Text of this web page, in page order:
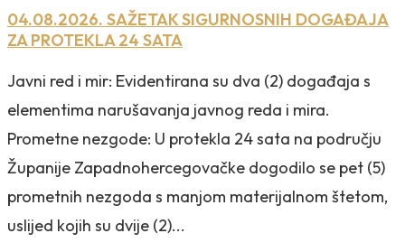
04.08.2026. SAŽETAK SIGURNOSNIH DOGAĐAJA
ZA PROTEKLA 24 SATA
Javni red i mir: Evidentirana su dva (2) događaja s
elementima narušavanja javnog reda i mira.
Prometne nezgode: U protekla 24 sata na području
Županije Zapadnohercegovačke dogodilo se pet (5)
prometnih nezgoda s manjom materijalnom štetom,
uslijed kojih su dvije (2)...